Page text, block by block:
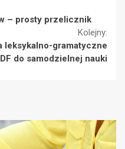
– prosty przelicznik
Kolejny:
leksykalno-gramatyczne
do samodzielnej nauki